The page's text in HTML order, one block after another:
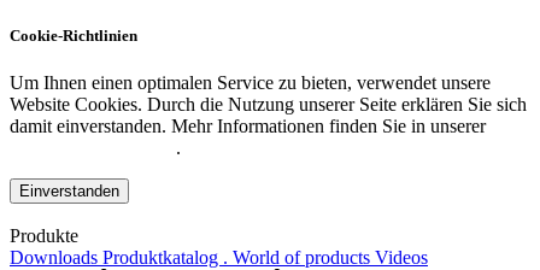
Cookie-Richtlinien
Um Ihnen einen optimalen Service zu bieten, verwendet unsere
Website Cookies. Durch die Nutzung unserer Seite erklären Sie sich
damit einverstanden. Mehr Informationen finden Sie in unserer
.
Einverstanden
Produkte
Downloads Produktkatalog . World of products Videos